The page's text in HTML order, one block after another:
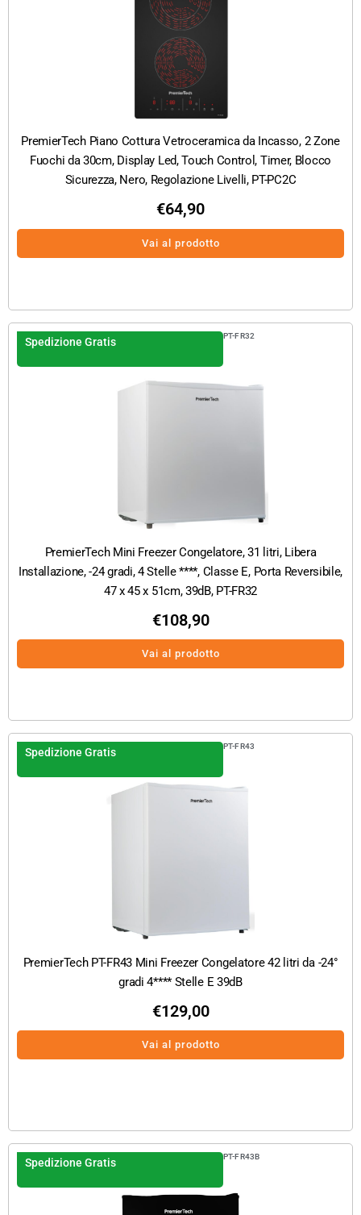
PremierTech Piano Cottura Vetroceramica da Incasso, 2 Zone
Fuochi da 30cm, Display Led, Touch Control, Timer, Blocco
Sicurezza, Nero, Regolazione Livelli, PT-PC2C
€64,90
Vai al prodotto
Spedizione Gratis PT-FR32
PremierTech Mini Freezer Congelatore, 31 litri, Libera
Installazione, -24 gradi, 4 Stelle ****, Classe E, Porta Reversibile,
47 x 45 x 51cm, 39dB, PT-FR32
€108,90
Vai al prodotto
Spedizione Gratis PT-FR43
PremierTech PT-FR43 Mini Freezer Congelatore 42 litri da -24°
gradi 4**** Stelle E 39dB
€129,00
Vai al prodotto
Spedizione Gratis PT-FR43B